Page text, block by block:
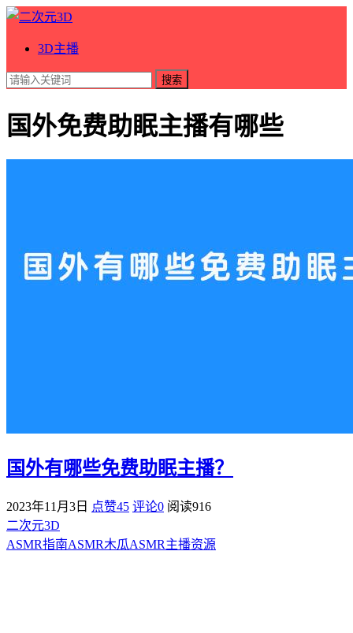
3D主播
搜索
国外免费助眠主播有哪些
国外有哪些免费助眠主播？
2023年11月3日 点赞45 评论0 阅读916
二次元3D
ASMR指南ASMR木瓜ASMR主播资源